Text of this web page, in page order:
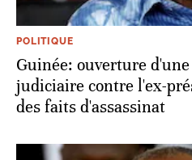
POLITIQUE
Guinée: ouverture
judiciaire contre l'ex-
des faits d'assassinat